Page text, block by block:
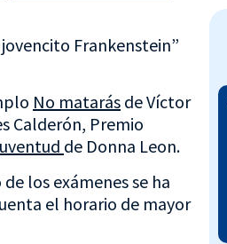
jovencito Frankenstein”
No matarás de Víctor
Calderón, Premio
de Donna Leon.
los exámenes se ha
el horario de mayor